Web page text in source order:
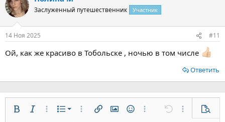
Заслуженный путешественник Участник
14 Ноя 2025 #11
Ой, как же красиво в Тобольске , ночью в том числе
Ответить
ЖирныйКурсивДополнительно...
СписокНумерованный список
Дополнительно...
Вставить ссылку
Вставить изображение
СмайлыДополнительно...
Отменить